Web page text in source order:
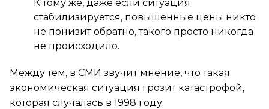
К тому же, даже если ситуация
стабилизируется, повышенные цены никто
не понизит обратно, такого просто никогда
не происходило.
Между тем, в СМИ звучит мнение, что такая
экономическая ситуация грозит катастрофой,
которая случалась в 1998 году.